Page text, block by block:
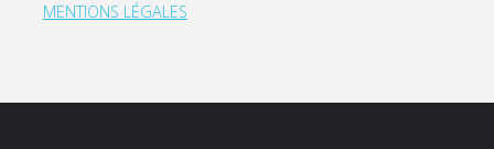
MENTIONS LÉGALES